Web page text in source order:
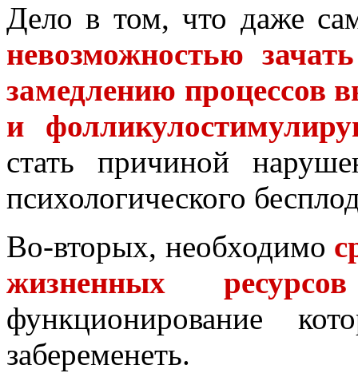
Дело в том, что даже
невозможностью
замедлению процессов
и
стать причиной
психологического
Во-вторых, необходимо
жизненных
функционирование
забеременеть.